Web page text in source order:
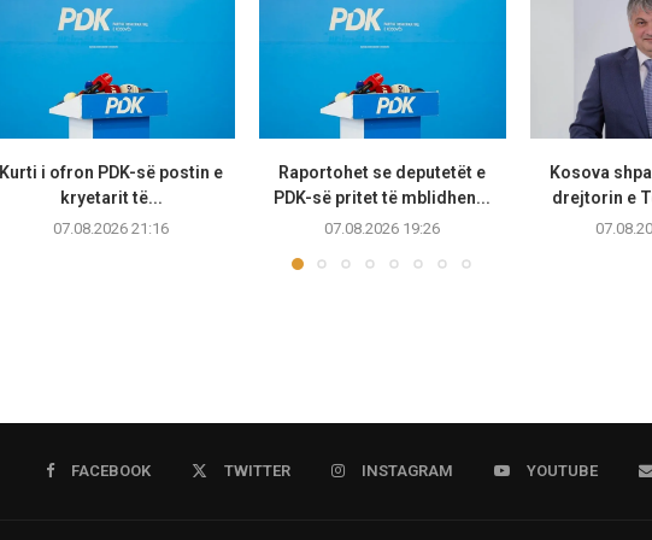
Kurti i ofron PDK-së postin e
kryetarit të...
07.08.2026 21:16
Raportohet se deputetët e
PDK-së pritet të mblidhen...
07.08.2026 19:26
Kosova
drejtorin e
FACEBOOK TWITTER INSTAGRAM YOUTUBE